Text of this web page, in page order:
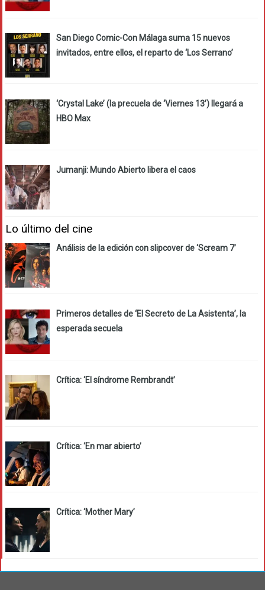
San Diego Comic-Con Málaga suma 15 nuevos
invitados, entre ellos, el reparto de ‘Los Serrano’
‘Crystal Lake’ (la precuela de ‘Viernes 13’) llegará a
HBO Max
Jumanji: Mundo Abierto libera el caos
Lo último del cine
Análisis de la edición con slipcover de ‘Scream 7’
Primeros detalles de ‘El Secreto de La Asistenta’, la
esperada secuela
Crítica: ‘El síndrome Rembrandt’
Crítica: ‘En mar abierto’
Crítica: ‘Mother Mary’